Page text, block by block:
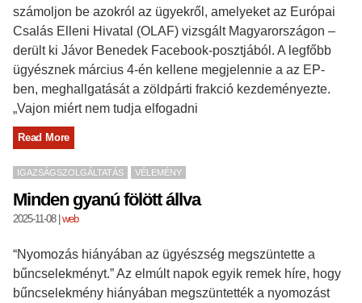
számoljon be azokról az ügyekről, amelyeket az Európai
Csalás Elleni Hivatal (OLAF) vizsgált Magyarországon –
derült ki Jávor Benedek Facebook-posztjából. A legfőbb
ügyésznek március 4-én kellene megjelennie a az EP-
ben, meghallgatását a zöldpárti frakció kezdeményezte.
„Vajon miért nem tudja elfogadni
Read More
IGAZSÁGSZOLGÁLTATÁS VÉLEMÉNY
Minden gyanú fölött állva
2025-11-08| web
“Nyomozás hiányában az ügyészség megszüntette a
bűncselekményt.” Az elmúlt napok egyik remek híre, hogy
bűncselekmény hiányában megszüntették a nyomozást